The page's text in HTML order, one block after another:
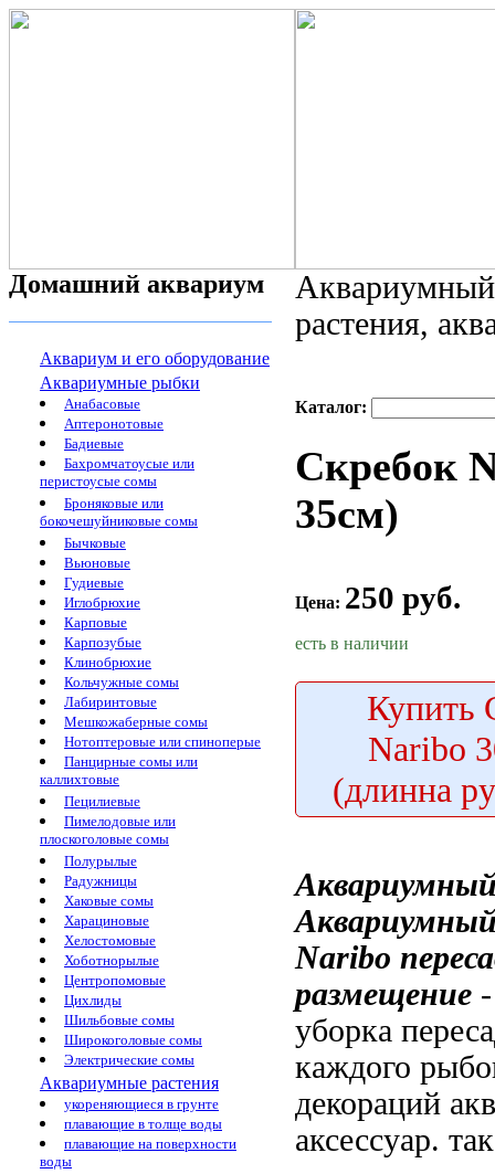
Домашний аквариум
Аквариум и его оборудование
Аквариумные рыбки
Анабасовые
Аптеронотовые
Бадиевые
Бахромчатоусые или
перистоусые сомы
Броняковые или
бокочешуйниковые сомы
Бычковые
Вьюновые
Гудиевые
Иглобрюхие
Карповые
Карпозубые
Клинобрюхие
Кольчужные сомы
Лабиринтовые
Мешкожаберные сомы
Нотоптеровые или спиноперые
Панцирные сомы или
каллихтовые
Пецилиевые
Пимелодовые или
плоскоголовые сомы
Полурылые
Радужницы
Хаковые сомы
Харациновые
Хелостомовые
Хоботнорылые
Центропомовые
Цихлиды
Шильбовые сомы
Широкоголовые сомы
Электрические сомы
Аквариумные растения
укореняющиеся в грунте
плавающие в толще воды
плавающие на поверхности
воды
растения,
Каталог:
Скребок
35см)
Цена: 250 руб.
есть в наличии
Купить
Naribo
(длинна
Naribo
размещение
уборка
каждого
декораций
аксессуар.